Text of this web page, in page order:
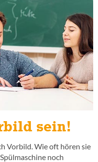
sein!
Vorbild. Wie oft hören sie
noch